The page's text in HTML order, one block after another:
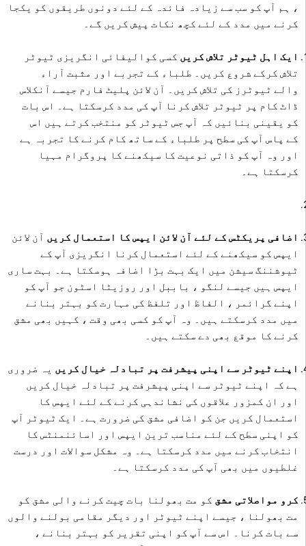
، ہم آپ کو سب سے زیادہ فائدہ کے لئے دونوں طریقوں کو یکجا
کرنے میں مدد کے لئے کچھ نکات پیش کریں گے۔
ایک اہل ٹیوٹر تلاش کریں کسی کوالیفائی انگریزی ٹیوٹر
تلاش کرکے شروع کریں۔ طلباء کے تجربے اور مثبت آراء
والے ٹیوٹرز کی تلاش کریں۔ آن لائن پلیٹ فارم جیسے آنکلاس
ڈاٹ کام پر ٹیوٹر تلاش کرنا آپ کی مدد کرسکتا ہے۔ اس بات
کو یقینی بنائیں کہ آپ جس ٹیوٹر کو منتخب کرتے ہیں اس
کے پاس آپ کی سطح پر طلباء کے ساتھ کام کرنے کا تجربہ ہے
اور وہ آپ کو ذاتی نوعیت کا سیکھنے کا پروگرام مہیا
کرسکتا ہے۔
اضافی پریکٹس کے لئے آن لائن ایپس کا استعمال کریں آن لائن
ایپس کو سیکھنے کے لئے استعمال کرنا انگریزی آپ کے
ٹیوشننگ سیشن میں ایک بہت بڑا اضافہ ہوسکتا ہے۔ بہت ساری
ایپس ہیں جیسے لنگو ، باببل اور روزیٹا اسٹون جو آپ کو
اپنے گرائمر ، الفاظ اور تلفظ کی مہارت کو بہتر بنانے
میں مدد کرسکتے ہیں۔ وہ آپ کو کسی بھی وقت ، کہیں بھی مشق
کرنے کا موقع بھی دے سکتے ہیں۔
اپنے ٹیوٹر سے اپنی پیشرفت پر تبادلہ خیال کریں یہ ضروری
ہے کہ اپنے ٹیوٹر سے اپنی پیشرفت پر تبادلہ خیال کریں
اور ان کمزور علاقوں کی نشاندہی کرنے کے لئے ایپس کا
استعمال کریں جن کو اضافی مشق کی ضرورت ہے۔ ایک ٹیوٹر آپ
کو اپنی سطح کے لئے مناسب ترین ایپس اور اسائنمنٹس کا
انتخاب کرنے میں مدد کرسکتا ہے۔ وہ مشکل سوالات اور درست
غلطیوں میں بھی آپ کی مدد کرسکتا ہے۔
کرو مواصلاتی مشق کو مت بھولنا بات چیت کرنے والی مشق کو
مت بھولنا ، جیسے اپنے ٹیوٹر اور دیگر مقامی بولنے والوں
سے بات کرنا۔ اس سے آپ کو اپنی تقریر کو بہتر بنانے ،